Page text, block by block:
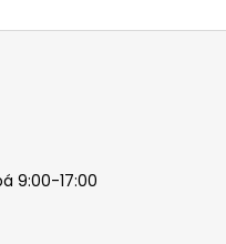
9:00-17:00